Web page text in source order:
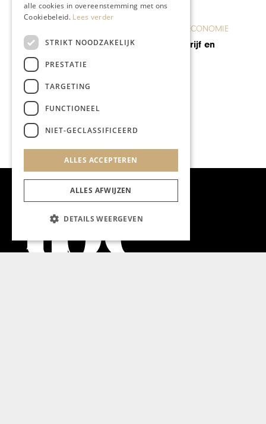
ONDERNEMEN & ECONOMIE
Kreuze: ICT-bedrijf en
alle cookies in overeenstemming met ons
Cookiebeleid. Lees verder
STRIKT NOODZAKELIJK
PRESTATIE
TARGETING
FUNCTIONEEL
NIET-GECLASSIFICEERD
ALLES ACCEPTEREN
ALLES AFWIJZEN
DETAILS WEERGEVEN